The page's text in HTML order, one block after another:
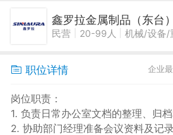
鑫罗拉金属制品（东台
民营 20-99人 机械/设备/
职位详情 企业
岗位职责：
1. 负责日常办公室文档的整理、归档
2. 协助部门经理准备会议资料及记录